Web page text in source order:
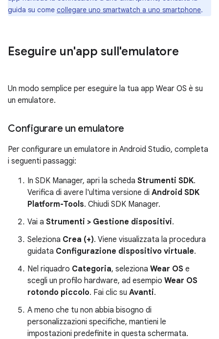
guida su come collegare uno smartwatch a uno smartphone.
Eseguire un'app sull'emulatore
Un modo semplice per eseguire la tua app Wear OS è su
un emulatore.
Configurare un emulatore
Per configurare un emulatore in Android Studio, completa
i seguenti passaggi:
In SDK Manager, apri la scheda Strumenti SDK.
Verifica di avere l'ultima versione di Android SDK
Platform-Tools. Chiudi SDK Manager.
Vai a Strumenti > Gestione dispositivi.
Seleziona Crea (+). Viene visualizzata la procedura
guidata Configurazione dispositivo virtuale.
Nel riquadro Categoria, seleziona Wear OS e
scegli un profilo hardware, ad esempio Wear OS
rotondo piccolo. Fai clic su Avanti.
A meno che tu non abbia bisogno di
personalizzazioni specifiche, mantieni le
impostazioni predefinite in questa schermata.